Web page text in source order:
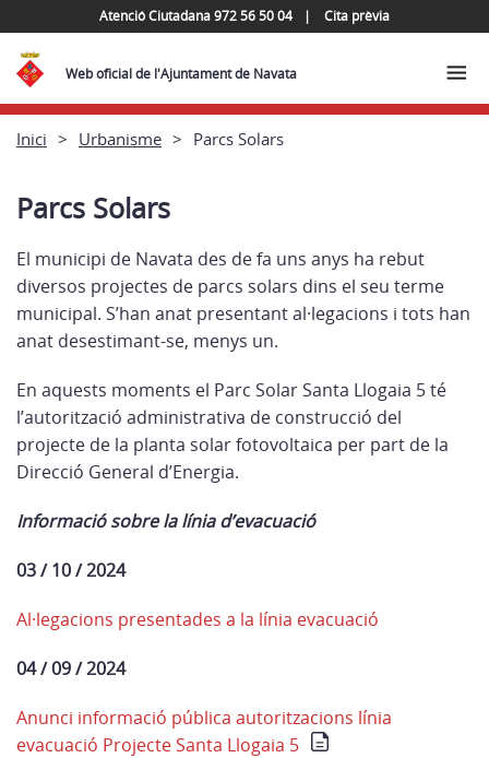
Atenció Ciutadana 972 56 50 04 Cita prèvia
Web oficial de l'Ajuntament de Navata
Inici Urbanisme Parcs Solars
Parcs Solars
El municipi de Navata des de fa uns anys ha rebut
diversos projectes de parcs solars dins el seu terme
municipal. S’han anat presentant al·legacions i tots han
anat desestimant-se, menys un.
En aquests moments el Parc Solar Santa Llogaia 5 té
l’autorització administrativa de construcció del
projecte de la planta solar fotovoltaica per part de la
Direcció General d’Energia.
Informació sobre la línia d’evacuació
03 / 10 / 2024
Al·legacions presentades a la línia evacuació
04 / 09 / 2024
Anunci informació pública autoritzacions línia
evacuació Projecte Santa Llogaia 5